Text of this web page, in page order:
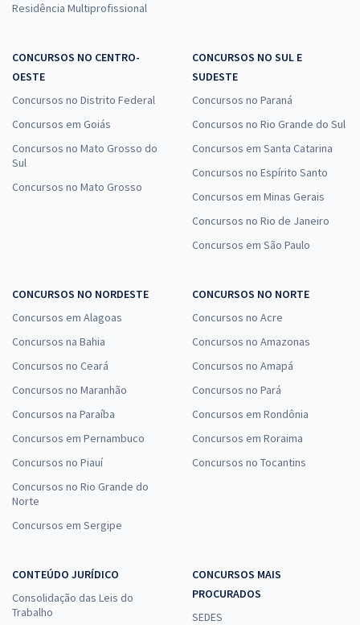
Residência Multiprofissional
CONCURSOS NO CENTRO-
OESTE
Concursos no Distrito Federal
Concursos em Goiás
Concursos no Mato Grosso do
Sul
Concursos no Mato Grosso
CONCURSOS NO SUL E
SUDESTE
Concursos no Paraná
Concursos no Rio Grande do Sul
Concursos em Santa Catarina
Concursos no Espírito Santo
Concursos em Minas Gerais
Concursos no Rio de Janeiro
Concursos em São Paulo
CONCURSOS NO NORDESTE
Concursos em Alagoas
Concursos na Bahia
Concursos no Ceará
Concursos no Maranhão
Concursos na Paraíba
Concursos em Pernambuco
Concursos no Piauí
Concursos no Rio Grande do
Norte
Concursos em Sergipe
CONCURSOS NO NORTE
Concursos no Acre
Concursos no Amazonas
Concursos no Amapá
Concursos no Pará
Concursos em Rondônia
Concursos em Roraima
Concursos no Tocantins
CONTEÚDO JURÍDICO
Consolidação das Leis do
Trabalho
CONCURSOS MAIS
PROCURADOS
SEDES